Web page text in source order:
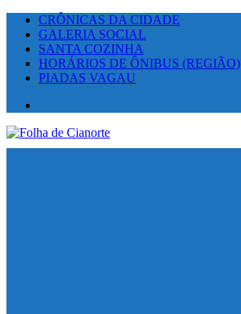
CRÔNICAS DA CIDADE
GALERIA SOCIAL
SANTA COZINHA
HORÁRIOS DE ÔNIBUS (REGIÃO)
PIADAS VAGAU